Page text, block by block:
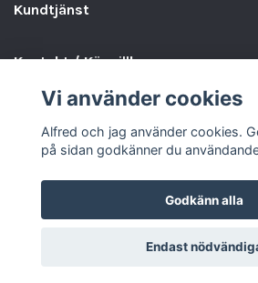
Kundtjänst
Kontakt / Köpvillkor
© 2026 Alfred och
Vi använder cookies
Alfred och jag använder cookies.
på sidan godkänner du
Godkänn alla
Endast